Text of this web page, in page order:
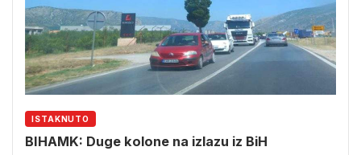
ISTAKNUTO
BIHAMK: Duge kolone na izlazu iz BiH